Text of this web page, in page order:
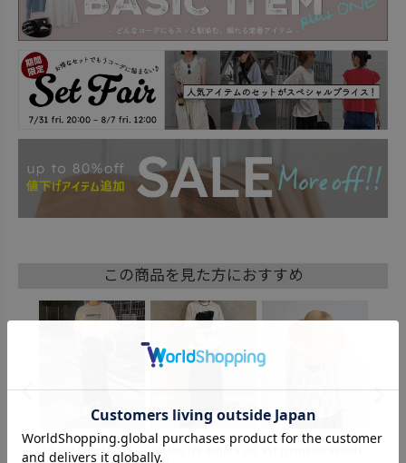
この商品を見た方におすすめ
size Flower crochet knit v
est (comochi select)
Back photo print tee
(kiharu select)
Mesh soft knit vest (k Mesh